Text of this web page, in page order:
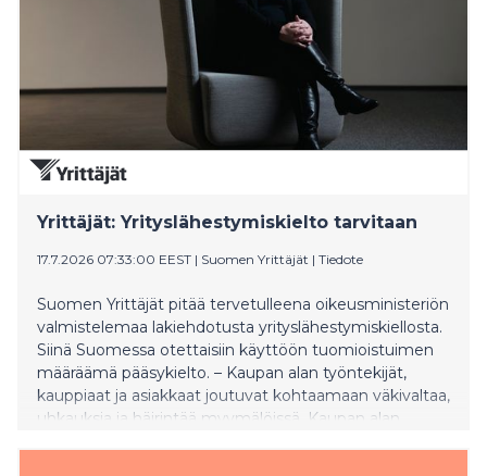
komediasarja Escort Boys sekä ikonisen Siskoni on
noita -sarjan kaikki kaudet. Heinä–elokuun taitteessa
katseet kääntyvät Keski-Suomen sorateille ja Suomen
MM-ralliin. Kesän jalkapallohuumaa jatkavat Super Cup,
Mestarien liigan karsintaottelut, Serie A sekä Ruotsin
Allsvenskan. MTV:n kärkitärpit kokoaa yhteen pakettiin
kuukauden kiinnostavimmat julkaisut sekä MTV
Katsomosta että MTV:n kanavilta. Heinäkuun
Yrittäjät: Yrityslähestymiskielto tarvitaan
17.7.2026 07:33:00 EEST | Suomen Yrittäjät | Tiedote
Suomen Yrittäjät pitää tervetulleena oikeusministeriön
valmistelemaa lakiehdotusta yrityslähestymiskiellosta.
Siinä Suomessa otettaisiin käyttöön tuomioistuimen
määräämä pääsykielto. – Kaupan alan työntekijät,
kauppiaat ja asiakkaat joutuvat kohtaamaan väkivaltaa,
uhkauksia ja häirintää myymälöissä. Kaupan alan